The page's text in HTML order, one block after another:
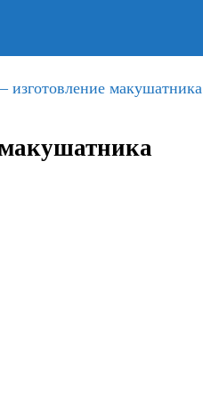
изготовление макушатника